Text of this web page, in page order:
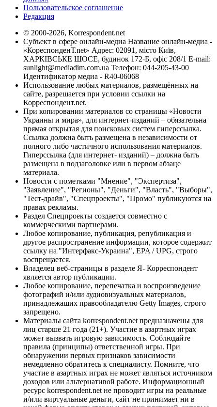
Пользовательское соглашение
Редакция
© 2000-2026, Korrespondent.net
Субъект в сфере онлайн-медиа Название онлайн-медиа -
«КореспонденТ.net» Адрес: 02091, місто Київ,
ХАРКІВСЬКЕ ШОСЕ, будинок 172-Б, офіс 208/1 E-mail:
sunlight@mediadim.com.ua Телефон: 044-205-43-00
Идентификатор медиа - R40-06068
Использование любых материалов, размещённых на
сайте, разрешается при условии ссылки на
Корреспондент.net.
При копировании материалов со страницы «Новости
Украины и мира», для интернет-изданий – обязательна
прямая открытая для поисковых систем гиперссылка.
Ссылка должна быть размещена в независимости от
полного либо частичного использования материалов.
Гиперссылка (для интернет- изданий) – должна быть
размещена в подзаголовке или в первом абзаце
материала.
Новости с пометками "Мнение", "Экспертиза",
"Заявление", "Регионы", "Деньги", "Власть", "Выборы",
"Тест-драйв", "Спецпроекты", "Промо" публикуются на
правах рекламы.
Раздел Спецпроекты создается совместно с
коммерческими партнерами.
Любое копирование, публикация, републикация и
другое распространение информации, которое содержит
ссылку на "Интерфакс-Украина", EPA / UPG, строго
воспрещается.
Владелец веб-страницы в разделе Я- Корреспондент
является автор публикации.
Любое копирование, перепечатка и воспроизведение
фотографий и/или аудиовизуальных материалов,
принадлежащих правообладателю Getty Images, строго
запрещено.
Материалы сайта korrespondent.net предназначены для
лиц старше 21 года (21+). Участие в азартных играх
может вызвать игровую зависимость. Соблюдайте
правила (принципы) ответственной игры. При
обнаружении первых признаков зависимости
немедленно обратитесь к специалисту. Помните, что
участие в азартных играх не может являться источником
доходов или альтернативой работе. Информационный
ресурс korrespondent.net не проводит игры на реальные
и/или виртуальные деньги, сайт не принимает ни в